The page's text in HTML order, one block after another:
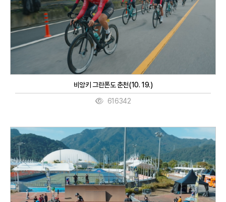
비앙키 그란폰도 춘천(10. 19.)
616342